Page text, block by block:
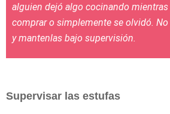
alguien dejó algo cocinando mientras
comprar o simplemente se olvidó.
y mantenlas bajo supervisión.
Supervisar las estufas